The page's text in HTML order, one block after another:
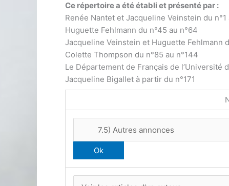
Ce répertoire a été établi et présenté par :
Renée Nantet et Jacqueline Veinstein du n°1
Huguette Fehlmann du n°45 au n°64
Jacqueline Veinstein et Huguette Fehlmann
Colette Thompson du n°85 au n°144
Le Département de Français de l’Université
Jacqueline Bigallet à partir du n°171